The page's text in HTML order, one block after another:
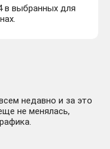
в выбранных для
недавно и за это
не менялась,